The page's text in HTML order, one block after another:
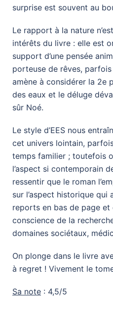
surprise est souvent au
Le rapport à la nature
intérêts du livre : elle est
support d’une pensée
porteuse de rêves,
amène à considérer la 2e
des eaux et le déluge
sûr Noé.
Le style d’EES nous
cet univers lointain,
temps familier ; toutefois
l’aspect si contemporain
ressentir que le roman
sur l’aspect historique
reports en bas de page
conscience de la
domaines sociétaux,
On plonge dans le livre
à regret ! Vivement le
Sa note : 4,5/5